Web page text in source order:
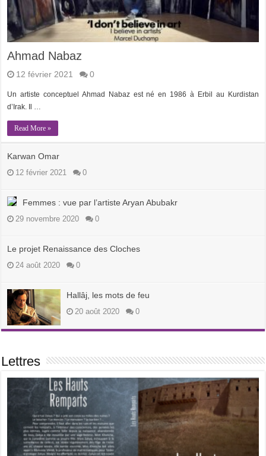
Ahmad Nabaz
12 février 2021 0
Un artiste conceptuel Ahmad Nabaz est né en 1986 à Erbil au Kurdistan
d’Irak. Il …
Read More »
Karwan Omar
12 février 2021 0
Femmes : vue par l’artiste Aryan Abubakr
29 novembre 2020 0
Le projet Renaissance des Cloches
24 août 2020 0
Hallâj, les mots de feu
20 août 2020 0
Lettres